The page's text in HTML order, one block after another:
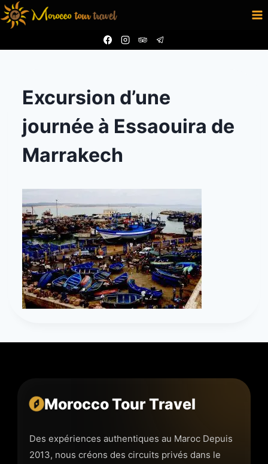
Aller
au
Excursion d’une
journée à Essaouira de
Marrakech
Morocco Tour Travel
Des expériences authentiques au Maroc Depuis
2013, nous créons des circuits privés dans le